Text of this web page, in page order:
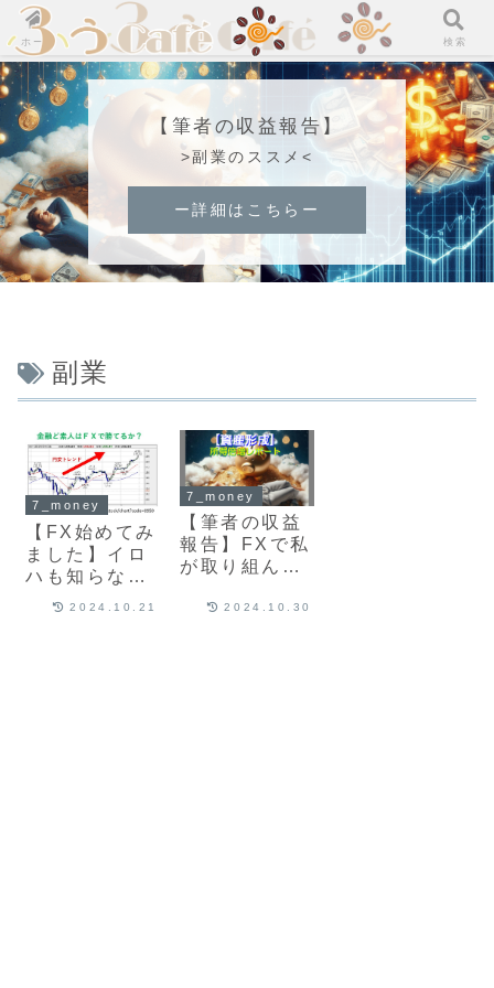
【筆者の収益報告】
>副業のススメ<
ー詳細はこちらー
副業
7_money
【FX始めてみ
ました】イロ
ハも知らない
超FX初心者が
2024.10.21
7_money
【筆者の収益
報告】FXで私
が取り組んだ
2024.10.30
ホーム 検索